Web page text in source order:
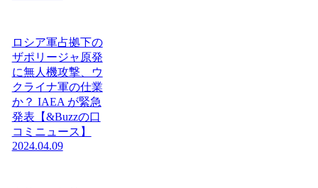
ロシア軍占拠下の
ザポリージャ原発
に無人機攻撃、ウ
クライナ軍の仕業
か？ IAEA が緊急
発表【&Buzzの口
コミニュース】
2024.04.09